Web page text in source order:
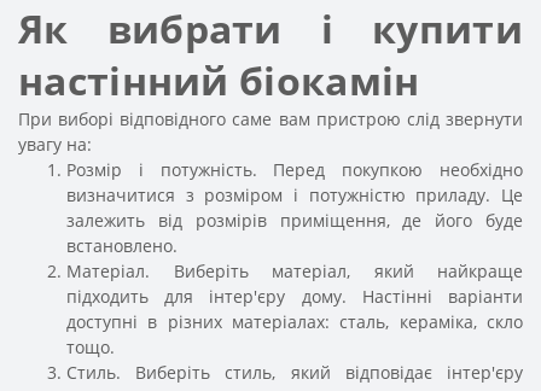
Як вибрати і купити
настінний біокамін
При виборі відповідного саме вам пристрою слід звернути
увагу на:
Розмір і потужність. Перед покупкою необхідно
визначитися з розміром і потужністю приладу. Це
залежить від розмірів приміщення, де його буде
встановлено.
Матеріал. Виберіть матеріал, який найкраще
підходить для інтер'єру дому. Настінні варіанти
доступні в різних матеріалах: сталь, кераміка, скло
тощо.
Стиль. Виберіть стиль, який відповідає інтер'єру